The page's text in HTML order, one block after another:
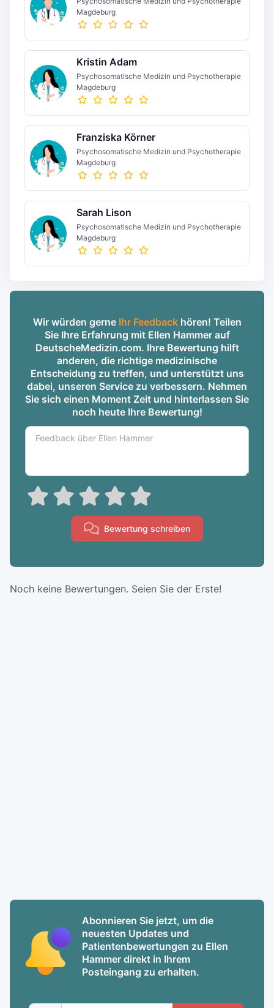
Magdeburg
Kristin Adam
Psychosomatische Medizin und Psychotherapie
Magdeburg
Franziska Körner
Psychosomatische Medizin und Psychotherapie
Magdeburg
Sarah Lison
Psychosomatische Medizin und Psychotherapie
Magdeburg
Wir würden gerne Ihr Feedbackhören! Teilen
Sie Ihre Erfahrung mit Ellen Hammer auf
DeutscheMedizin.com. Ihre Bewertung hilft
anderen, die richtige medizinische
Entscheidung zu treffen, und unterstützt uns
dabei, unseren Service zu verbessern. Nehmen
Sie sich einen Moment Zeit und hinterlassen Sie
noch heute Ihre Bewertung!
Bewertung schreiben
Noch keine Bewertungen. Seien Sie der Erste!
Abonnieren Sie jetzt, um die
neuesten Updates und
Patientenbewertungen zu Ellen
Hammer direkt in Ihrem
Posteingang zu erhalten.